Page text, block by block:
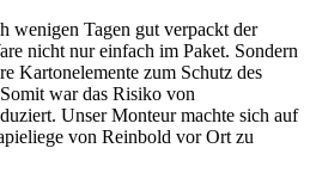
wenigen Tagen gut verpackt der
nicht nur einfach im Paket. Sondern
Kartonelemente zum Schutz des
war das Risiko von
Unser Monteur machte sich auf
von Reinbold vor Ort zu